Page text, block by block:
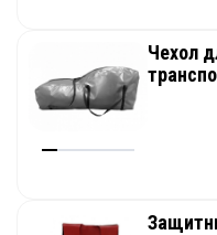
Чехол